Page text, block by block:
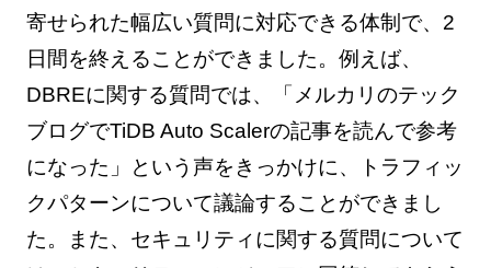
寄せられた幅広い質問に対応できる体制で、2
日間を終えることができました。例えば、
DBREに関する質問では、「メルカリのテック
ブログでTiDB Auto Scalerの記事を読んで参考
になった」という声をきっかけに、トラフィッ
クパターンについて議論することができまし
た。また、セキュリティに関する質問について